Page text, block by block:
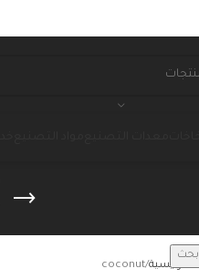
بحث
الرئيسية coconut